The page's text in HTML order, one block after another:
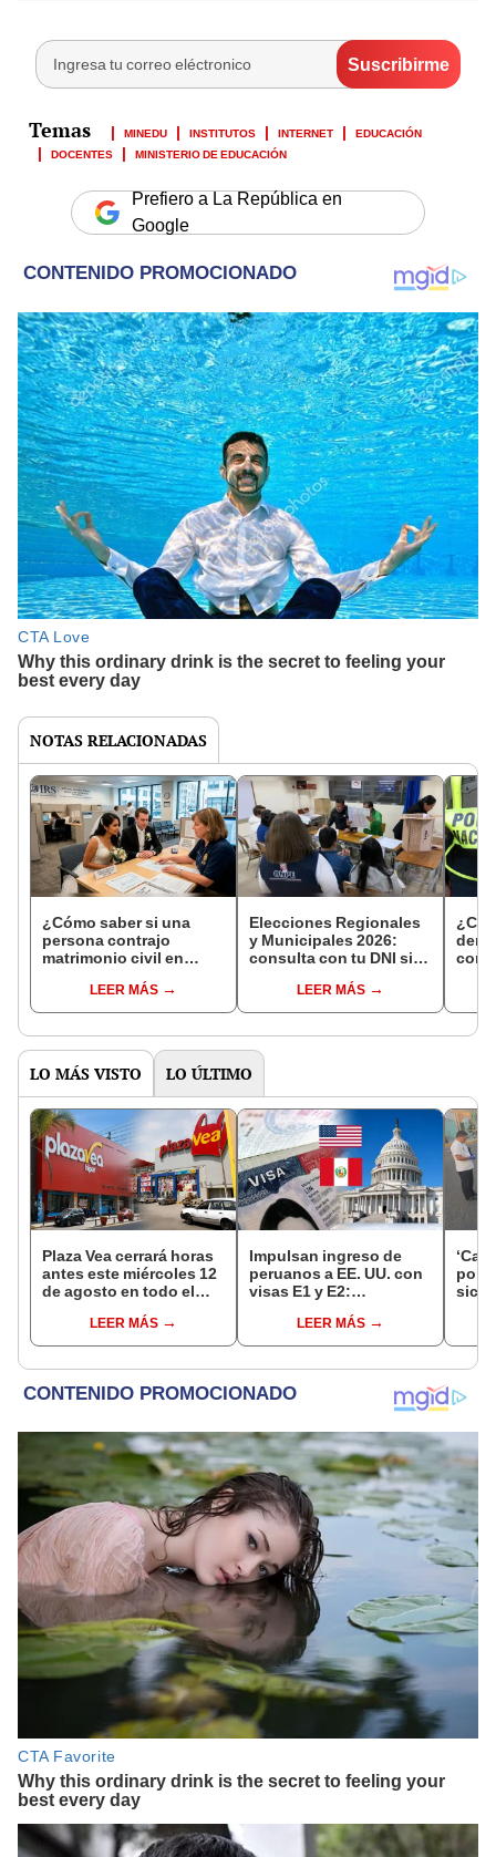
MINEDU INSTITUTOS INTERNET
EDUCACIÓN
DOCENTES
MINISTERIO DE EDUCACIÓN
Prefiero a La República en
Google
NOTAS RELACIONADAS
¿Cómo saber si una
persona contrajo
matrimonio civil en
LEER MÁS
Elecciones Regionales
y Municipales 2026:
consulta con tu DNI si
de mesa para este 4 de
octubre en el link oficial
LEER MÁS
con
LO MÁS VISTO LO ÚLTIMO
Plaza Vea cerrará horas
antes este miércoles 12
de agosto en todo el
hasta las 7 p.m.
LEER MÁS
Impulsan ingreso de
peruanos a EE. UU. con
visas E1 y E2:
pymes serían los más
beneficiados
LEER MÁS
por